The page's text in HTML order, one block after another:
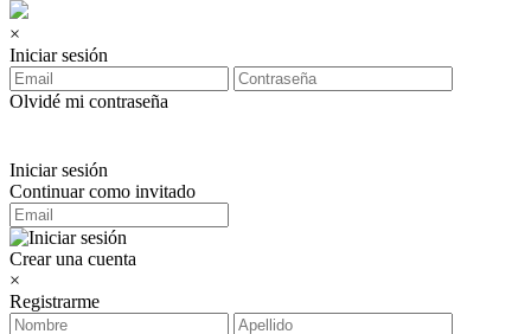
×
Iniciar sesión
Olvidé mi contraseña
Iniciar sesión
Continuar como invitado
Crear una cuenta
×
Registrarme